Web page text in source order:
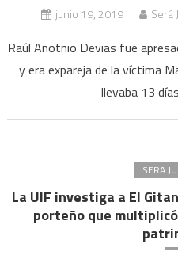
junio 19, 2019 Será
Raúl Anotnio Devias fue
y era expareja de la víctima
llevaba 13
SERA
La UIF investiga a El
porteño que